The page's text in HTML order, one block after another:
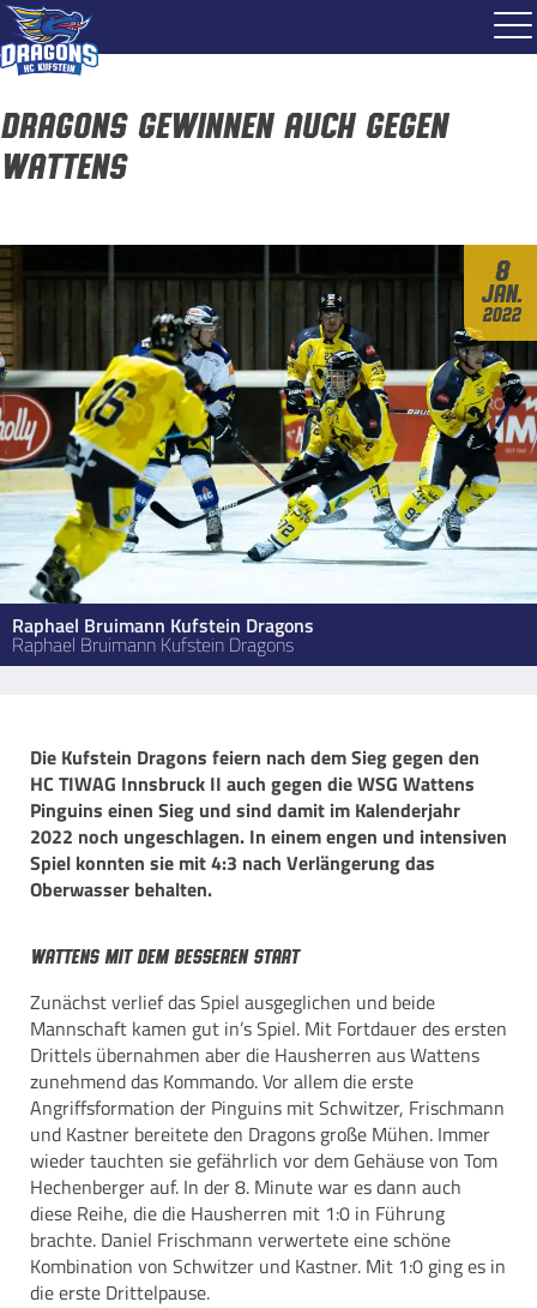
Dragons gewinnen auch gegen
Wattens
8
Jan.
2022
Raphael Bruimann Kufstein Dragons
Raphael Bruimann Kufstein Dragons
Die Kufstein Dragons feiern nach dem Sieg gegen den
HC TIWAG Innsbruck II auch gegen die WSG Wattens
Pinguins einen Sieg und sind damit im Kalenderjahr
2022 noch ungeschlagen. In einem engen und intensiven
Spiel konnten sie mit 4:3 nach Verlängerung das
Oberwasser behalten.
Wattens mit dem besseren Start
Zunächst verlief das Spiel ausgeglichen und beide
Mannschaft kamen gut in’s Spiel. Mit Fortdauer des ersten
Drittels übernahmen aber die Hausherren aus Wattens
zunehmend das Kommando. Vor allem die erste
Angriffsformation der Pinguins mit Schwitzer, Frischmann
und Kastner bereitete den Dragons große Mühen. Immer
wieder tauchten sie gefährlich vor dem Gehäuse von Tom
Hechenberger auf. In der 8. Minute war es dann auch
diese Reihe, die die Hausherren mit 1:0 in Führung
brachte. Daniel Frischmann verwertete eine schöne
Kombination von Schwitzer und Kastner. Mit 1:0 ging es in
die erste Drittelpause.